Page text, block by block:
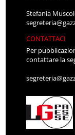
Stefania
CONTATTACI
Per
contattare la